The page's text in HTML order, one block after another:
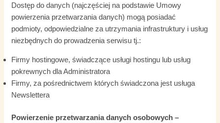
Dostęp do danych (najczęściej na podstawie Umowy
powierzenia przetwarzania danych) mogą posiadać
podmioty, odpowiedzialne za utrzymania infrastruktury i usług
niezbędnych do prowadzenia serwisu tj.:
Firmy hostingowe, świadczące usługi hostingu lub usług
pokrewnych dla Administratora
Firmy, za pośrednictwem których świadczona jest usługa
Newslettera
Powierzenie przetwarzania danych osobowych –